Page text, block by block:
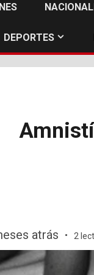
DEPORTES
atrás 2